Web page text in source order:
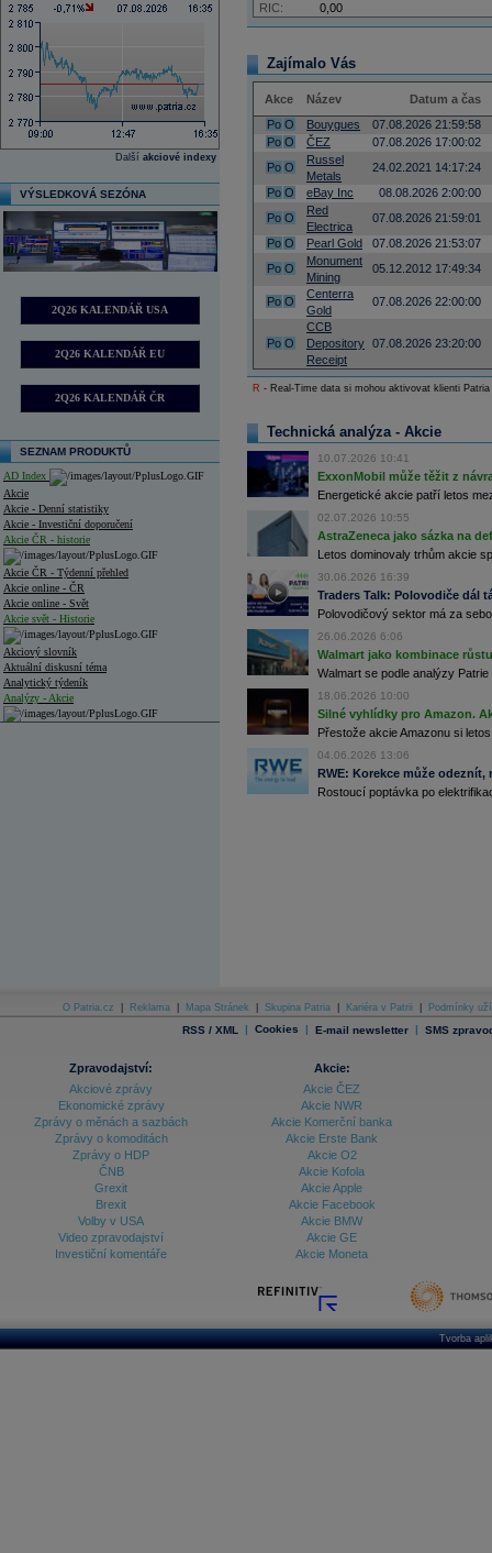
Další akciové indexy
VÝSLEDKOVÁ SEZÓNA
2Q26 KALENDÁŘ USA
2Q26 KALENDÁŘ EU
2Q26 KALENDÁŘ ČR
SEZNAM PRODUKTŮ
AD Index
Akcie
Akcie - Denní statistiky
Akcie - Investiční doporučení
Akcie ČR - historie
Akcie ČR - Týdenní přehled
Akcie online - ČR
Akcie online - Svět
Akcie svět - Historie
Akciový slovník
Aktuální diskusní téma
Analytický týdeník
Analýzy - Akcie
Archiv - Měnová politika
Archiv - Treasury alerty
Archiv - Vývoj české koruny
Archiv analýz - Makroukazatele
Ceny průmyslových výrobců - Data a prognózy
Ceny průmyslových výrobců - Graf (ČR)
Databanka - Akcie
RIC: 0,00
Zajímalo Vás
Akce Název
Datum a čas
Po O Bouygues
07.08.2026 21:59:58
Po O ČEZ
07.08.2026 17:00:02
Po O
Russel
Metals
24.02.2021 14:17:24
Po O eBay Inc
08.08.2026 2:00:00
Po O
Red
Electrica
07.08.2026 21:59:01
Po O Pearl Gold
07.08.2026 21:53:07
Po O
Monument
Mining
05.12.2012 17:49:34
Po O
Centerra
Gold
07.08.2026 22:00:00
Po O
CCB
Depository
Receipt
07.08.2026 23:20:00
R - Real-Time data si mohou aktivovat klienti
Technická analýza - Akcie
10.07.2026 10:41
ExxonMobil může těžit z
Energetické akcie patří letos
02.07.2026 10:55
AstraZeneca jako sázka na
Letos dominovaly trhům akcie
30.06.2026 16:39
Traders Talk: Polovodiče dál
Polovodičový sektor má za
26.06.2026 6:06
Walmart jako kombinace
Walmart se podle analýzy
18.06.2026 10:00
Silné vyhlídky pro Amazon.
Přestože akcie Amazonu si
04.06.2026 13:06
RWE: Korekce může
Rostoucí poptávka po
O Patria.cz Reklama Mapa Stránek Skupina Patria Kariéra v Patrii Podmínky
RSS / XML | Cookies | E-mail newsletter | SMS
Zpravodajství:
Akciové zprávy
Ekonomické zprávy
Zprávy o měnách a sazbách
Zprávy o komoditách
Zprávy o HDP
ČNB
Grexit
Brexit
Volby v USA
Video zpravodajství
Investiční komentáře
Akcie:
Akcie ČEZ
Akcie NWR
Akcie Komerční banka
Akcie Erste Bank
Akcie O2
Akcie Kofola
Akcie Apple
Akcie Facebook
Akcie BMW
Akcie GE
Akcie Moneta
Tvorba